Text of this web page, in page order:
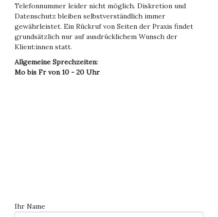
Telefonnummer leider nicht möglich. Diskretion und
Datenschutz bleiben selbstverständlich immer
gewährleistet. Ein Rückruf von Seiten der Praxis findet
grundsätzlich nur auf ausdrücklichem Wunsch der
Klient:innen statt.
Allgemeine Sprechzeiten:
Mo bis Fr von 10 - 20 Uhr
Ihr Name